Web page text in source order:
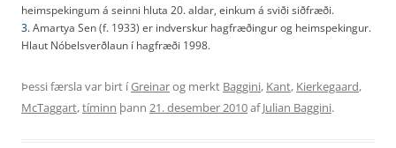
heimspekingum á seinni hluta 20. aldar, einkum á sviði siðfræði.
3. Amartya Sen (f. 1933) er indverskur hagfræðingur og heimspekingur.
Hlaut Nóbelsverðlaun í hagfræði 1998.
Þessi færsla var birt íGreinarog merkt Baggini, Kant, Kierkegaard,
McTaggart,tíminn þann 21. desember 2010afJulian Baggini.